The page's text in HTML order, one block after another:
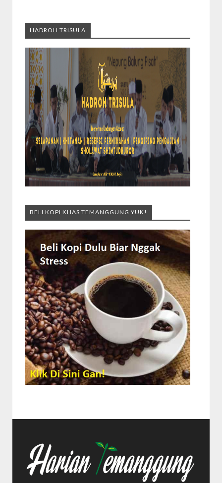
HADROH TRISULA
BELI KOPI KHAS TEMANGGUNG YUK!